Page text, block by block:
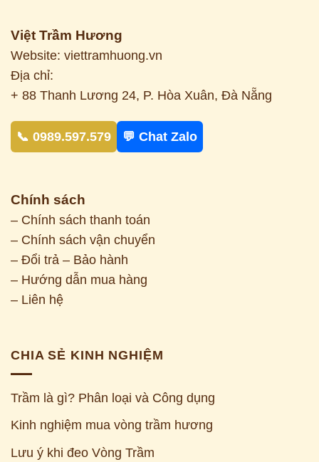
Việt Trầm Hương
Website: viettramhuong.vn
Địa chỉ:
+ 88 Thanh Lương 24, P. Hòa Xuân, Đà Nẵng
📞 0989.597.579 💬 Chat Zalo
Chính sách
– Chính sách thanh toán
– Chính sách vận chuyển
– Đổi trả – Bảo hành
– Hướng dẫn mua hàng
– Liên hệ
CHIA SẺ KINH NGHIỆM
Trầm là gì? Phân loại và Công dụng
Kinh nghiệm mua vòng trầm hương
Lưu ý khi đeo Vòng Trầm